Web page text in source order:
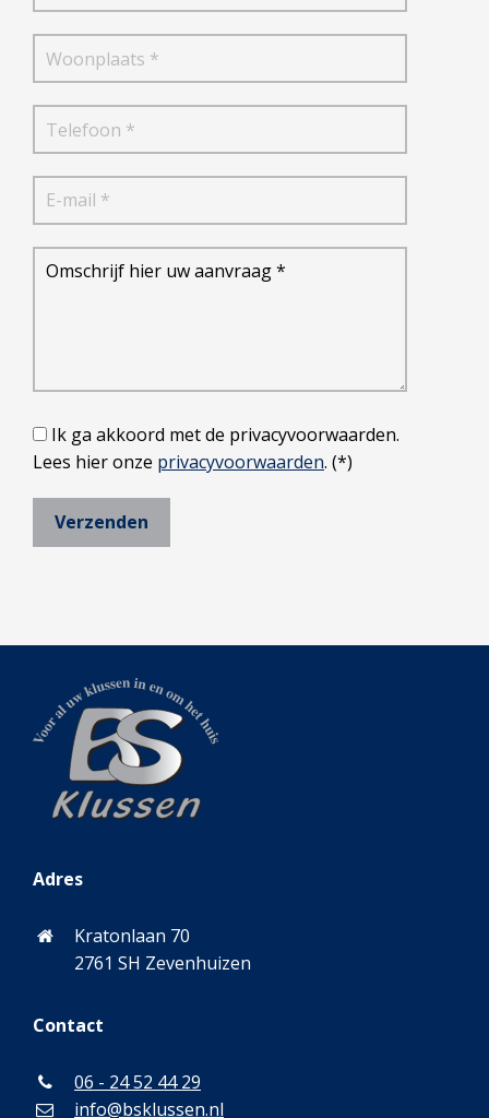
Ik ga akkoord met de privacyvoorwaarden.
Lees hier onze privacyvoorwaarden. (*)
Adres
Kratonlaan 70
2761 SH Zevenhuizen
Contact
06 - 24 52 44 29
info@bsklussen.nl